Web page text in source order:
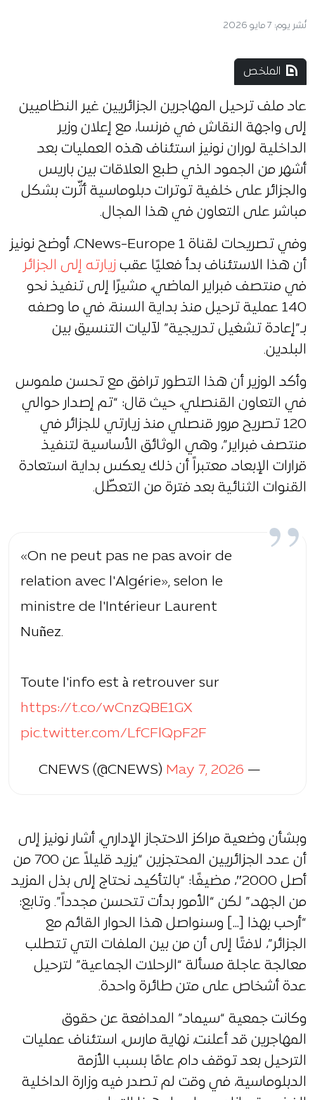
نُشر يوم: 7 مايو 2026
الملخص
عاد ملف ترحيل المهاجرين الجزائريين غير النظاميين
إلى واجهة النقاش في فرنسا، مع إعلان وزير
الداخلية لوران نونيز استئناف هذه العمليات بعد
أشهر من الجمود الذي طبع العلاقات بين باريس
والجزائر على خلفية توترات دبلوماسية أثّرت بشكل
مباشر على التعاون في هذا المجال.
وفي تصريحات لقناة CNews-Europe 1، أوضح نونيز
أن هذا الاستئناف بدأ فعليًا عقب زيارته إلى الجزائر
في منتصف فبراير الماضي، مشيرًا إلى تنفيذ نحو
140 عملية ترحيل منذ بداية السنة، في ما وصفه
بـ”إعادة تشغيل تدريجية” لآليات التنسيق بين
البلدين.
وأكد الوزير أن هذا التطور ترافق مع تحسن ملموس
في التعاون القنصلي، حيث قال: “تم إصدار حوالي
120 تصريح مرور قنصلي منذ زيارتي للجزائر في
منتصف فبراير”، وهي الوثائق الأساسية لتنفيذ
قرارات الإبعاد، معتبراً أن ذلك يعكس بداية استعادة
القنوات الثنائية بعد فترة من التعطّل.
«On ne peut pas ne pas avoir de
relation avec l'Algérie», selon le
ministre de l'Intérieur Laurent
Nuñez.
Toute l'info est à retrouver sur
https://t.co/wCnzQBE1GX
pic.twitter.com/LfCFlQpF2F
— CNEWS (@CNEWS)
May 7, 2026
وبشأن وضعية مراكز الاحتجاز الإداري، أشار نونيز إلى
أن عدد الجزائريين المحتجزين “يزيد قليلاً عن 700 من
أصل 2000″، مضيفًا: “بالتأكيد، نحتاج إلى بذل المزيد
من الجهد،” لكن “الأمور بدأت تتحسن مجدداً”. وتابع:
“أرحب بهذا […] وسنواصل هذا الحوار القائم مع
الجزائر”، لافتًا إلى أن من بين الملفات التي تتطلب
معالجة عاجلة مسألة “الرحلات الجماعية” لترحيل
عدة أشخاص على متن طائرة واحدة.
وكانت جمعية “سيماد” المدافعة عن حقوق
المهاجرين قد أعلنت، نهاية مارس، استئناف عمليات
الترحيل بعد توقف دام عامًا بسبب الأزمة
الدبلوماسية، في وقت لم تصدر فيه وزارة الداخلية